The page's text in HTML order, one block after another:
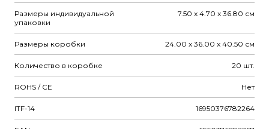
Размеры индивидуальной
упаковки
7.50 x 4.70 x 36.80 см
Размеры коробки 24.00 x 36.00 x 40.50 см
Количество в коробке 20 шт.
ROHS / CE Нет
ITF-14 16950376782264